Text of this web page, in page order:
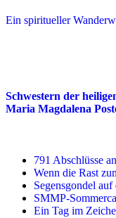
Ein spiritueller
Schwestern der
Maria Magdalena
791 Abschlüsse
Wenn die Rast
Segensgondel
SMMP-
Ein Tag im